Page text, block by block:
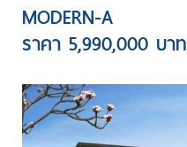
MODERN-A
ราคา 5,990,000 บาท